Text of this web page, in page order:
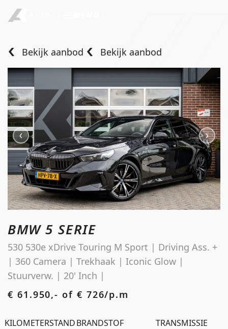
Aanbod
Diensten
Over ons
Verkocht
Contact
info@autokempeneers.nl
Schoolstraat 5A
4194 TG Meteren Nederland
Bekijk aanbod Bekijk aanbod
BMW 5 SERIE
530 530e xDrive Touring M Sport | Driving Ass. +
| 360 Camera | Trekhaak | Iconic Glow |
Stuurverw. | 20' Inch |
€ 61.950,- of € 726/p.m
KILOMETERSTANDBRANDSTOF
TRANSMISSIE